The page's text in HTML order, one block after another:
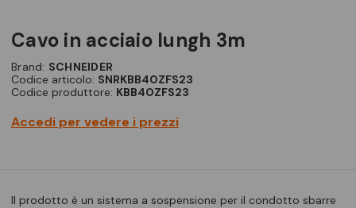
cavo in acciaio lungh 3m
Brand: SCHNEIDER
Codice articolo: SNRKBB40ZFS23
Codice produttore: KBB40ZFS23
Accedi per vedere i prezzi
Il prodotto è un sistema a sospensione per il condotto sbarre